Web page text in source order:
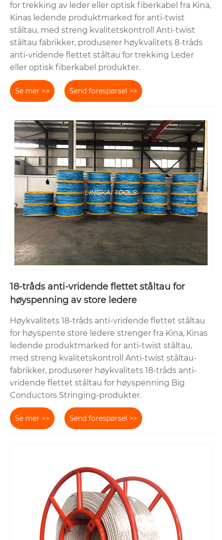
for trekking av leder eller optisk fiberkabel fra Kina,
Kinas ledende produktmarked for anti-twist
ståltau, med streng kvalitetskontroll Anti-twist
ståltau fabrikker, produserer høykvalitets 8-tråds
anti-vridende flettet ståltau for trekking Leder
eller optisk fiberkabel produkter.
Se mer >> Send forespørsel >>
18-tråds anti-vridende flettet ståltau for
høyspenning av store ledere
Høykvalitets 18-tråds anti-vridende flettet ståltau
for høyspente store ledere strenger fra Kina, Kinas
ledende produktmarked for anti-twist ståltau,
med streng kvalitetskontroll Anti-twist ståltau-
fabrikker, produserer høykvalitets 18-tråds anti-
vridende flettet ståltau for høyspenning Big
Conductors Stringing-produkter.
Se mer >> Send forespørsel >>